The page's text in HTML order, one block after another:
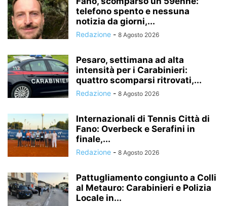
telefono spento e nessuna
notizia da giorni,...
Redazione - 8 Agosto 2026
Pesaro, settimana ad alta
intensità per i Carabinieri:
quattro scomparsi ritrovati,...
Redazione - 8 Agosto 2026
Internazionali di Tennis Città di
Fano: Overbeck e Serafini in
finale,...
Redazione - 8 Agosto 2026
Pattugliamento congiunto a Colli
al Metauro: Carabinieri e Polizia
Locale in...